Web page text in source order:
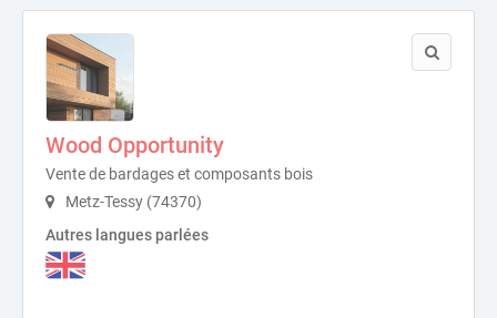
Wood Opportunity
Vente de bardages et composants bois
Metz-Tessy (74370)
Autres langues parlées